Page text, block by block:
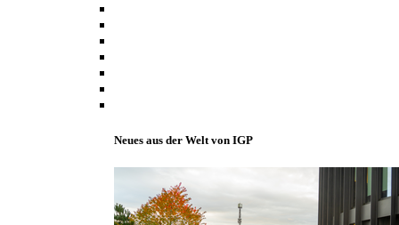
Neues aus der Welt von IGP